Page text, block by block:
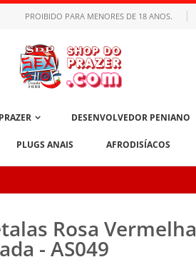
PROIBIDO PARA MENORES DE 18 ANOS.
DESENVOLVEDOR PENIANO
PLUGS ANAIS AFRODISÍACOS
Rosa Vermelha
- AS049